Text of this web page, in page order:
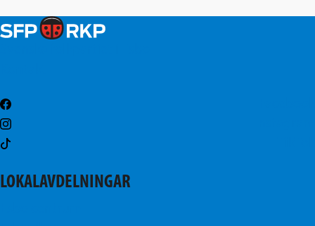
LOKALAVDELNINGAR